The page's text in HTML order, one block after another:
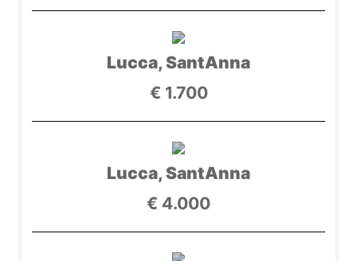
Lucca, SantAnna
€ 1.700
Lucca, SantAnna
€ 4.000